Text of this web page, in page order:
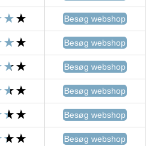
Besøg webshop
Besøg webshop
Besøg webshop
Besøg webshop
Besøg webshop
Besøg webshop